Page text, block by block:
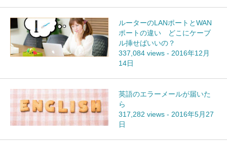
ルーターのLANポートとWAN
ポートの違い どこにケーブ
ル挿せばいいの？
337,084 views - 2016年12月
14日
英語のエラーメールが届いた
ら
317,282 views - 2016年5月27
日